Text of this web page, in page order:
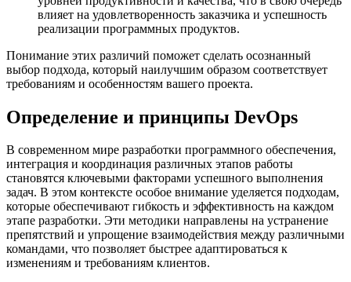
влияет на удовлетворенность заказчика и успешность
реализации программных продуктов.
Понимание этих различий поможет сделать осознанный
выбор подхода, который наилучшим образом соответствует
требованиям и особенностям вашего проекта.
Определение и принципы DevOps
В современном мире разработки программного обеспечения,
интеграция и координация различных этапов работы
становятся ключевыми факторами успешного выполнения
задач. В этом контексте особое внимание уделяется подходам,
которые обеспечивают гибкость и эффективность на каждом
этапе разработки. Эти методики направлены на устранение
препятствий и упрощение взаимодействия между различными
командами, что позволяет быстрее адаптироваться к
изменениям и требованиям клиентов.